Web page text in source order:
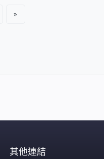
»
其他連結